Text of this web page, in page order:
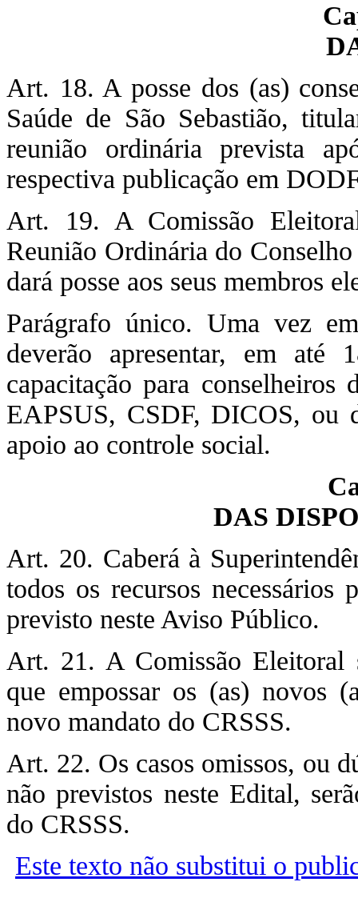
Art. 18. A posse dos (as)
Saúde de São Sebastião,
reunião ordinária prevista
respectiva publicação em
Art. 19. A Comissão
Reunião Ordinária do
dará posse aos seus membros
Parágrafo único. Uma vez
deverão apresentar, em
capacitação para
EAPSUS, CSDF, DICOS, ou
apoio ao controle social.
DAS
Art. 20. Caberá à
todos os recursos necessários
previsto neste Aviso Público.
Art. 21. A Comissão Eleitoral
que empossar os (as) novos
novo mandato do CRSSS.
Art. 22. Os casos omissos, ou
não previstos neste Edital,
do CRSSS.
Este texto não substitui o